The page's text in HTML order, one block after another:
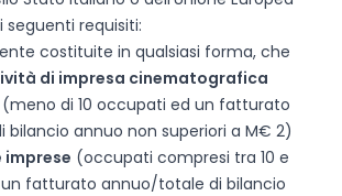
seguenti requisiti:
costituite in qualsiasi forma, che
di impresa cinematografica
(meno di 10 occupati ed un fatturato
annuo non superiori a M€ 2)
imprese (occupati compresi tra 10 e
fatturato annuo/totale di bilancio